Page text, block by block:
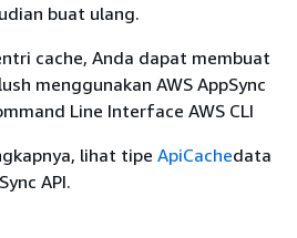
buat ulang.
cache, Anda dapat membuat
menggunakan AWS AppSync
Line Interface AWS CLI
lihat tipe ApiCachedata
API.